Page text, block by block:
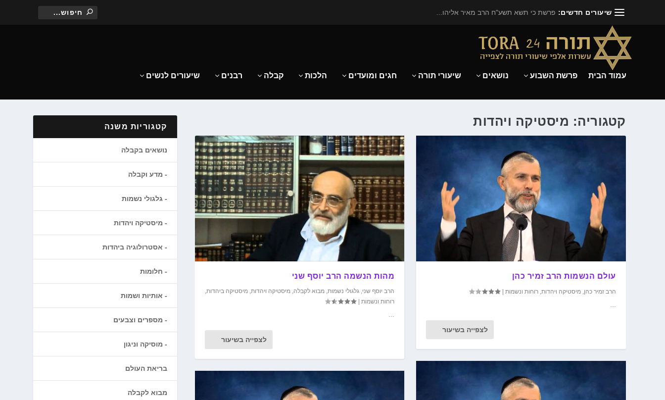
שיעורים חדשים: פרשת כי תשא תשע"ח הרב מאיר אליהו...
עמוד הבית פרשת השבוע נושאים שיעורי תורה חגים ומועדים הלכות קבלה רבנים שיעורים לנשים
קטגוריה: מיסטיקה ויהדות
מהות הנשמה הרב יוסף שני
הרב יוסף שני, גלגולי נשמות, מבוא לקבלה, מיסטיקה ויהדות, מיסטיקה ביהדות,
רוחות ונשמות|
לצפייה בשיעור
עולם הנשמות הרב זמיר כהן
הרב זמיר כהן,מיסטיקה ויהדות,רוחות ונשמות |
לצפייה בשיעור
קטגוריות משנה
נושאים בקבלה
מדע וקבלה
גלגולי נשמות
מיסטיקה ויהדות
אסטרולוגיה ביהדות
חלומות
אותיות ושמות
מספרים וצבעים
מוסיקה וניגון
בריאת העולם
מבוא לקבלה